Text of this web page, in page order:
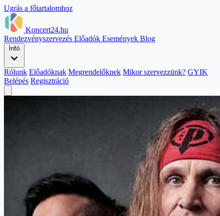
Ugrás a főtartalomhoz
Koncert24.hu
Rendezvényszervezés Előadók Események Blog
Infó
Rólunk Előadóknak Megrendelőknek Mikor szervezzünk? GYIK
Belépés Regisztráció